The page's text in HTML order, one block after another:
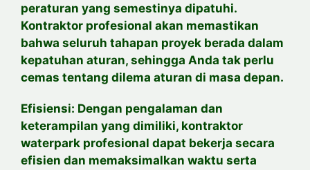
peraturan yang semestinya dipatuhi.
Kontraktor profesional akan memastikan
bahwa seluruh tahapan proyek berada dalam
kepatuhan aturan, sehingga Anda tak perlu
cemas tentang dilema aturan di masa depan.
Efisiensi: Dengan pengalaman dan
keterampilan yang dimiliki, kontraktor
waterpark profesional dapat bekerja secara
efisien dan memaksimalkan waktu serta